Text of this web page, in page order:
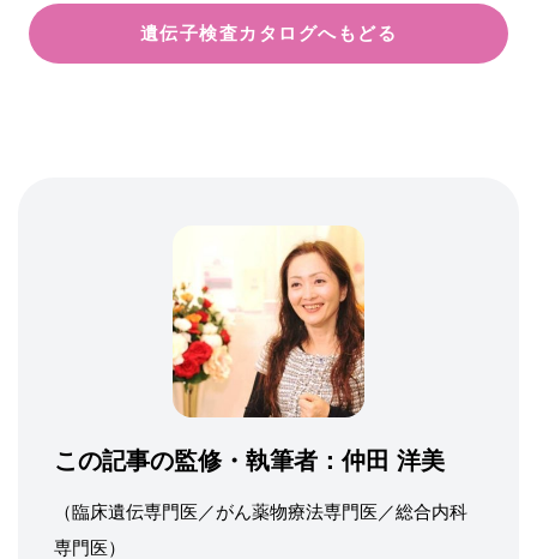
遺伝子検査カタログへもどる
この記事の監修・執筆者：仲田 洋美
（臨床遺伝専門医／がん薬物療法専門医／総合内科
専門医）